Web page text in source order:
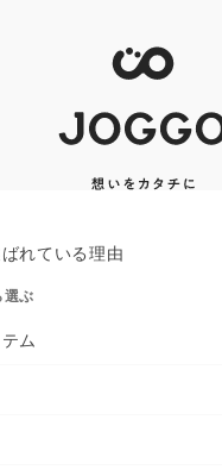
れている理由
選ぶ
ム